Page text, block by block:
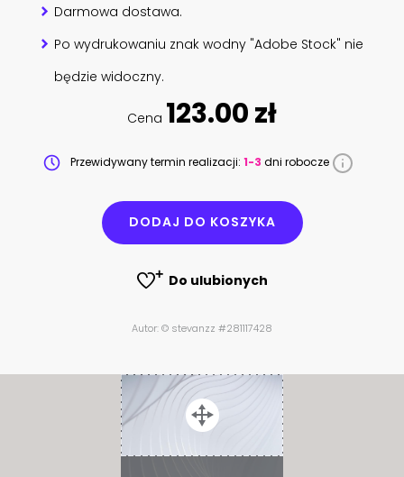
Darmowa dostawa.
Po wydrukowaniu znak wodny "Adobe Stock" nie
będzie widoczny.
Cena 123.00 zł
Przewidywany termin realizacji: 1-3 dni robocze
DODAJ DO KOSZYKA
Do ulubionych
Autor: © stevanzz #281117428